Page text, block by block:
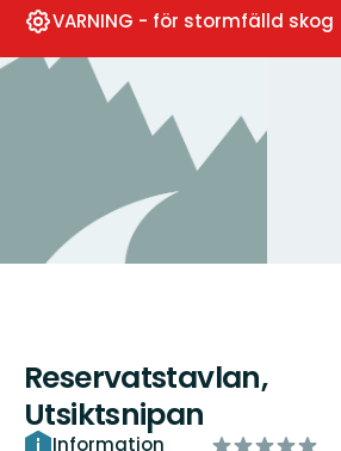
VARNING - för stormfälld skog
Reservatstavlan,
Utsiktsnipan
Information
av